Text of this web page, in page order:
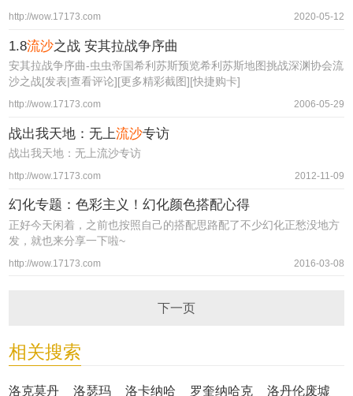
http://wow.17173.com 2020-05-12
1.8流沙之战 安其拉战争序曲
安其拉战争序曲-虫虫帝国希利苏斯预览希利苏斯地图挑战深渊协会流
沙之战[发表|查看评论][更多精彩截图][快捷购卡]
http://wow.17173.com 2006-05-29
战出我天地：无上流沙专访
战出我天地：无上流沙专访
http://wow.17173.com 2012-11-09
幻化专题：色彩主义！幻化颜色搭配心得
正好今天闲着，之前也按照自己的搭配思路配了不少幻化正愁没地方
发，就也来分享一下啦~
http://wow.17173.com 2016-03-08
下一页
相关搜索
洛克莫丹 洛瑟玛 洛卡纳哈 罗奎纳哈克 洛丹伦废墟